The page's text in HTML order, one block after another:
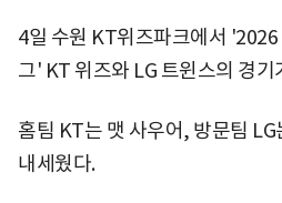
4일 수원 KT위즈파크에서 '2026
그' KT 위즈와 LG 트윈스의 경기
홈팀 KT는 맷 사우어, 방문팀
내세웠다.